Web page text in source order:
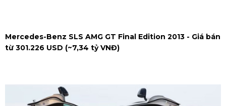
Mercedes-Benz SLS AMG GT Final Edition 2013 - Giá bán
từ 301.226 USD (~7,34 tỷ VNĐ)